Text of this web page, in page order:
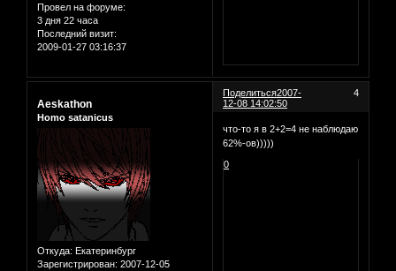
Провел на форуме:
3 дня 22 часа
Последний визит:
2009-01-27 03:16:37
Поделиться 4
2007-
12-08 14:02:50
Aeskathon
Homo satanicus
Откуда: Екатеринбург
Зарегистрирован: 2007-12-05
что-то я в 2+2=4 не наблюдаю
62%-ов)))))
0